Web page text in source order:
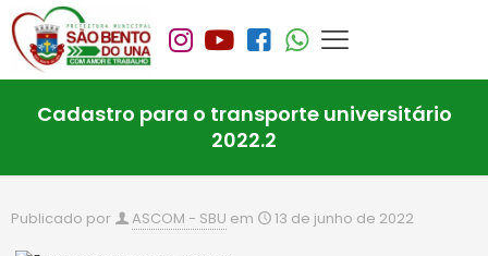
Cadastro para o transporte universitário
2022.2
Publicado por ASCOM - SBU em 13 de junho de 2022